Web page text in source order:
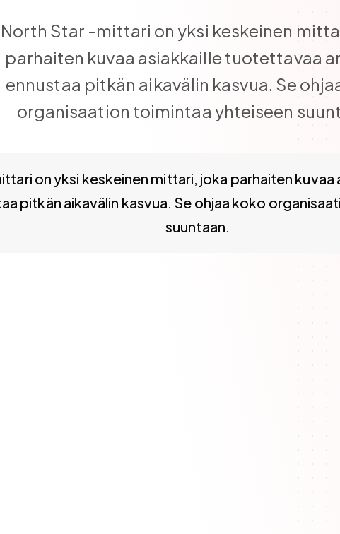
North Star -mittari on yksi keskeinen
parhaiten kuvaa asiakkaille tuotettavaa
ennustaa pitkän aikavälin kasvua. Se
organisaation toimintaa yhteiseen
on yksi keskeinen mittari, joka parhaiten
pitkän aikavälin kasvua. Se ohjaa koko
suuntaan.